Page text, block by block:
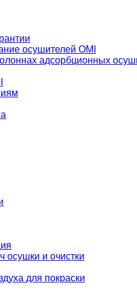
осушителей OMI
адсорбционных
осушки и очистки
для покраски